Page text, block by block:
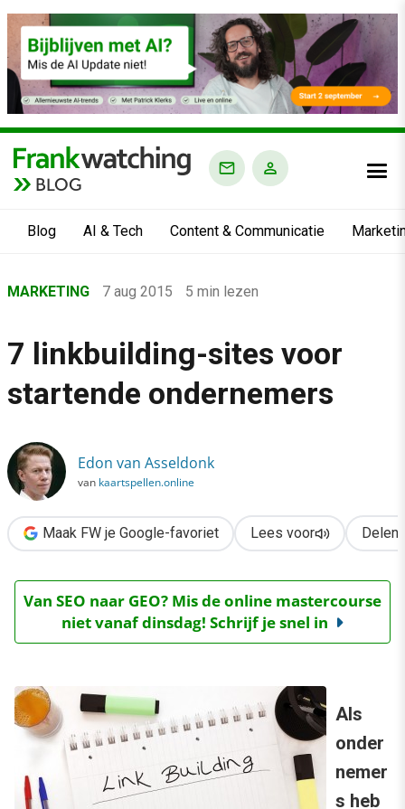
BLOG
Blog AI & Tech Content & Communicatie
›
›
Marketing
7 linkbuilding-sites voor startende ondernemers
MARKETING 7 aug 2015 5 min lezen
7 linkbuilding-sites voor
startende ondernemers
Edon van Asseldonk
van kaartspellen.online
Maak FW je Google-favoriet Lees voor Delen
Van SEO naar GEO? Mis de online mastercourse
niet vanaf dinsdag! Schrijf je snel in
Als
onder
nemer
s heb